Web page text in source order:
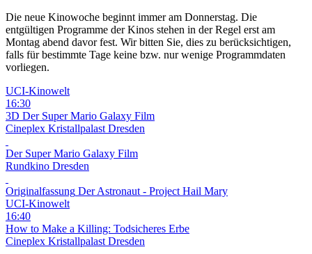
Die neue Kinowoche beginnt immer am Donnerstag. Die
entgültigen Programme der Kinos stehen in der Regel erst am
Montag abend davor fest. Wir bitten Sie, dies zu berücksichtigen,
falls für bestimmte Tage keine bzw. nur wenige Programmdaten
vorliegen.
UCI-Kinowelt
16:30
3D Der Super Mario Galaxy Film
Cineplex Kristallpalast Dresden
Der Super Mario Galaxy Film
Rundkino Dresden
Originalfassung Der Astronaut - Project Hail Mary
UCI-Kinowelt
16:40
How to Make a Killing: Todsicheres Erbe
Cineplex Kristallpalast Dresden